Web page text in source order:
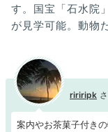
す。国宝「石水院
が見学可能。動物
ririripk
案内やお茶菓子付き